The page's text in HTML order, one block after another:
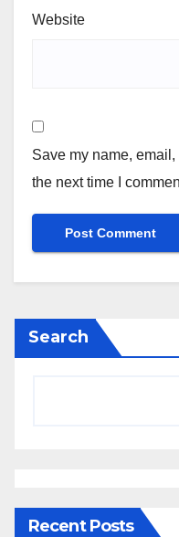
Website
Save my name,
the next time I
Search
Recent Posts